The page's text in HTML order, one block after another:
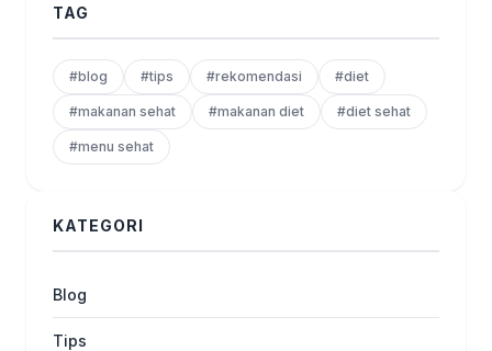
TAG
#blog #tips #rekomendasi #diet
#makanan sehat #makanan diet #diet sehat
#menu sehat
KATEGORI
Blog
Tips